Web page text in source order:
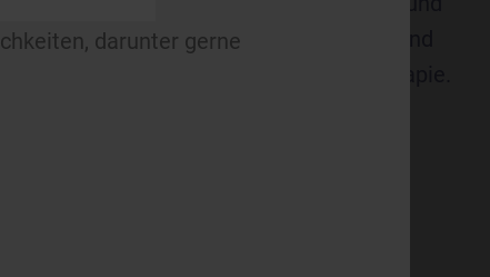
Sie mit höchster Kompetenz und
eine bestmögliche Diagnostik und Therapie.
darunter gerne